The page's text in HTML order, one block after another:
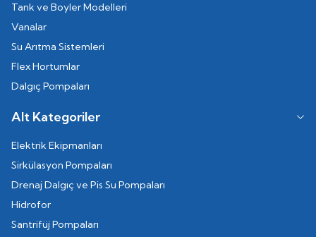
Tank ve Boyler Modelleri
Vanalar
Su Arıtma Sistemleri
Flex Hortumlar
Dalgıç Pompaları
Alt Kategoriler
Elektrik Ekipmanları
Sirkülasyon Pompaları
Drenaj Dalgıç ve Pis Su Pompaları
Hidrofor
Santrifüj Pompaları